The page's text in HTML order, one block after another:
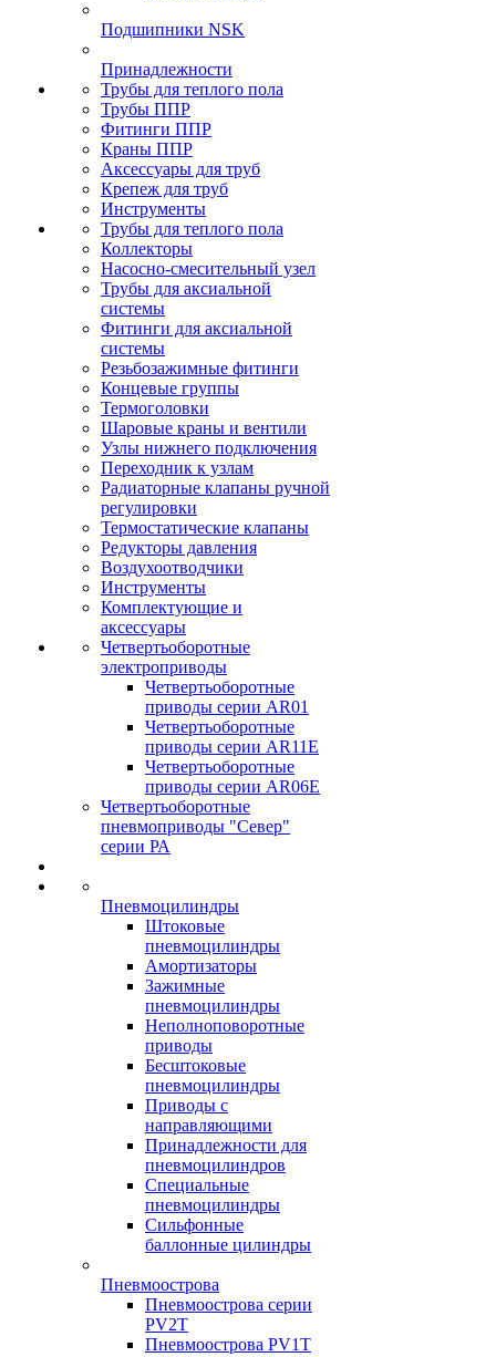
Подшипники NSK
Принадлежности
Трубы для теплого пола
Трубы ППР
Фитинги ППР
Краны ППР
Аксессуары для труб
Крепеж для труб
Инструменты
Трубы для теплого пола
Коллекторы
Насосно-смесительный узел
Трубы для аксиальной
системы
Фитинги для аксиальной
системы
Резьбозажимные фитинги
Концевые группы
Термоголовки
Шаровые краны и вентили
Узлы нижнего подключения
Переходник к узлам
Радиаторные клапаны ручной
регулировки
Термостатические клапаны
Редукторы давления
Воздухоотводчики
Инструменты
Комплектующие и
аксессуары
Четвертьоборотные
электроприводы
Четвертьоборотные
приводы серии AR01
Четвертьоборотные
приводы серии AR11E
Четвертьоборотные
приводы серии AR06E
Четвертьоборотные
пневмоприводы "Север"
серии РА
Пневмоцилиндры
Штоковые
пневмоцилиндры
Амортизаторы
Зажимные
пневмоцилиндры
Неполноповоротные
приводы
Бесштоковые
пневмоцилиндры
Приводы с
направляющими
Принадлежности для
пневмоцилиндров
Специальные
пневмоцилиндры
Сильфонные
баллонные цилиндры
Пневмоострова
Пневмоострова серии
PV2T
Пневмоострова PV1T